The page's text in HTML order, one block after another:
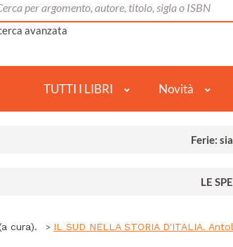
avanzata
TUTTI I LIBRI Novità
Ferie:
LE
cura). IL SUD NELLA STORIA D'ITALIA.